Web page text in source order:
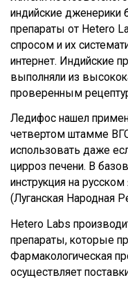
индийские дженерики
препараты от Hetero
спросом и их
интернет. Индийские
выполняли из
проверенным
Ледифос нашел
четвертом штамме
использовать даже
цирроз печени. В
инструкция на
(Луганская Народная
Hetero Labs
препараты, которые
Фармакологическая
осуществляет